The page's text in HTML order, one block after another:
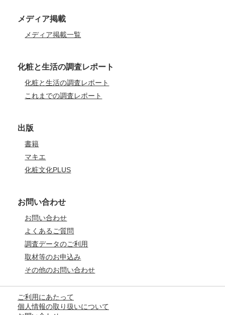
メディア掲載
メディア掲載一覧
化粧と生活の調査レポート
化粧と生活の調査レポート
これまでの調査レポート
出版
書籍
マキエ
化粧文化PLUS
お問い合わせ
お問い合わせ
よくあるご質問
調査データのご利用
取材等のお申込み
その他のお問い合わせ
ご利用にあたって
個人情報の取り扱いについて